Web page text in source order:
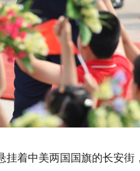
着中美两国国旗的长安街